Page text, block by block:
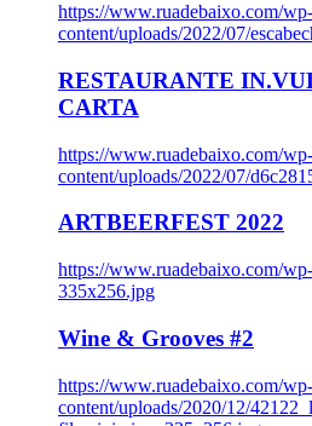
https://www.ruadebaixo.com/wp-
content/uploads/2022/07/
RESTAURANTE
CARTA
https://www.ruadebaixo.com/wp-
content/uploads/2022/07/
ARTBEERFEST 2022
https://www.ruadebaixo.com/
335x256.jpg
Wine & Grooves #2
https://www.ruadebaixo.com/wp-
content/uploads/2020/12/